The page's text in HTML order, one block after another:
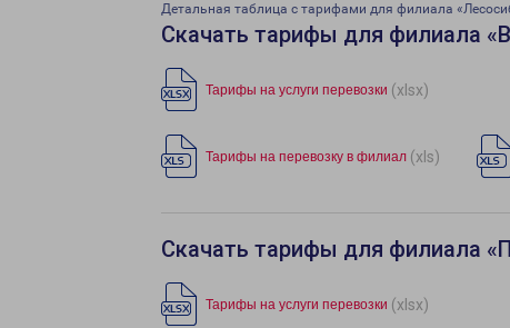
Детальная таблица с тарифами для филиала
Скачать тарифы для филиала
Тарифы на услуги перевозки (xlsx)
Тарифы на перевозку в филиал (xls)
Скачать тарифы для филиала
Тарифы на услуги перевозки (xlsx)